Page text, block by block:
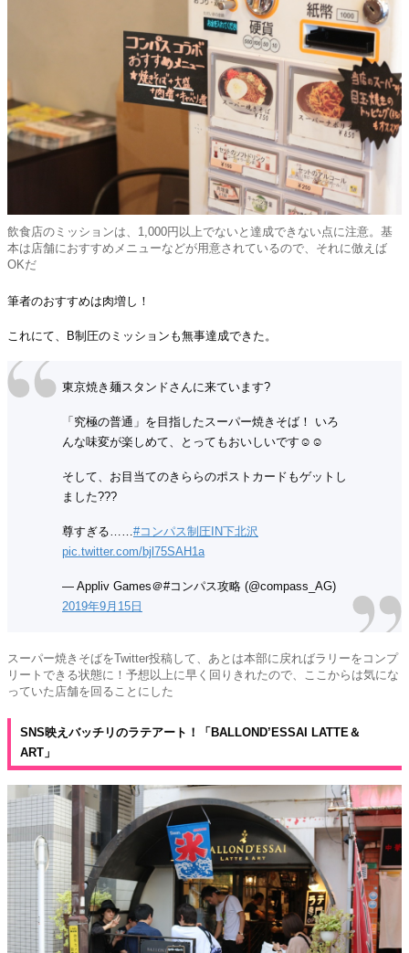
飲食店のミッションは、1,000円以上でないと達成できない点に注意。基
本は店舗におすすめメニューなどが用意されているので、それに倣えば
OKだ
筆者のおすすめは肉増し！
これにて、B制圧のミッションも無事達成できた。
東京焼き麺スタンドさんに来ています?
「究極の普通」を目指したスーパー焼きそば！ いろ
んな味変が楽しめて、とってもおいしいです☺️☺️
そして、お目当てのきららのポストカードもゲットし
ました???
尊すぎる……#コンパス制圧IN下北沢
pic.twitter.com/bjl75SAH1a
— Appliv Games＠#コンパス攻略 (@compass_AG)
2019年9月15日
スーパー焼きそばをTwitter投稿して、あとは本部に戻ればラリーをコンプ
リートできる状態に！予想以上に早く回りきれたので、ここからは気にな
っていた店舗を回ることにした
SNS映えバッチリのラテアート！「BALLOND’ESSAI LATTE＆
ART」